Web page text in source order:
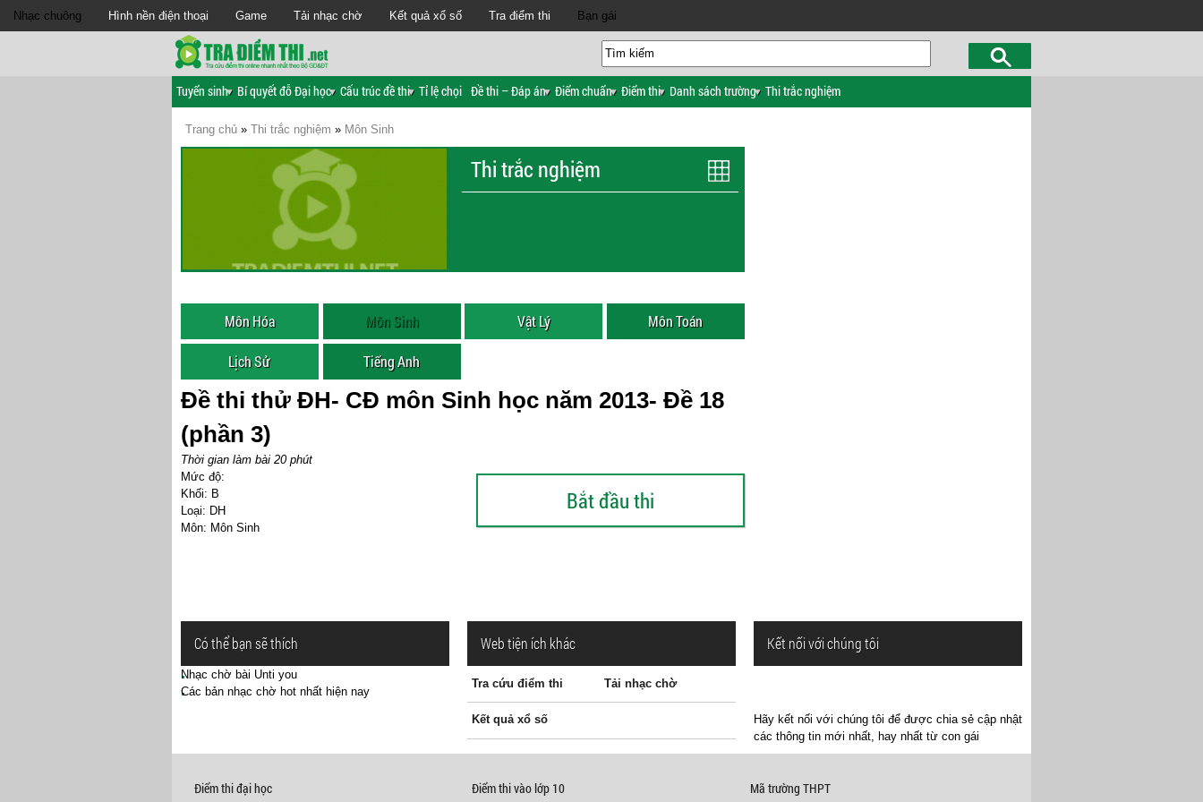
Nhạc chuông Hình nền điện thoại Game Tải nhạc chờ Kết quả xổ số Tra điểm thi Bạn gái
Tuyển sinh Bí quyết đỗ Đại học Cấu trúc đề thi Tỉ lệ chọi Đề thi – Đáp án Điểm chuẩn Điểm thi Danh sách trường Thi trắc nghiệm
Trang chủ » Thi trắc nghiệm » Môn Sinh
Thi trắc nghiệm
Môn Hóa Môn Sinh Vật Lý Môn Toán
Lịch Sử Tiếng Anh
Đề thi thử ĐH- CĐ môn Sinh học năm 2013- Đề 18
(phần 3)
Thời gian làm bài 20 phút
Mức độ:
Khối: B
Loại: DH
Môn: Môn Sinh
Có thể bạn sẽ thích
Nhạc chờ bài Unti you
Các bản nhạc chờ hot nhất hiện nay
Web tiện ích khác
Tra cứu điểm thi Tải nhạc chờ
Kết quả xổ số
Kết nối với chúng tôi
Hãy kết nối với chúng tôi để được chia sẻ cập nhật
các thông tin mới nhất, hay nhất từ con gái
Điểm thi đại học Điểm thi vào lớp 10 Mã trường THPT